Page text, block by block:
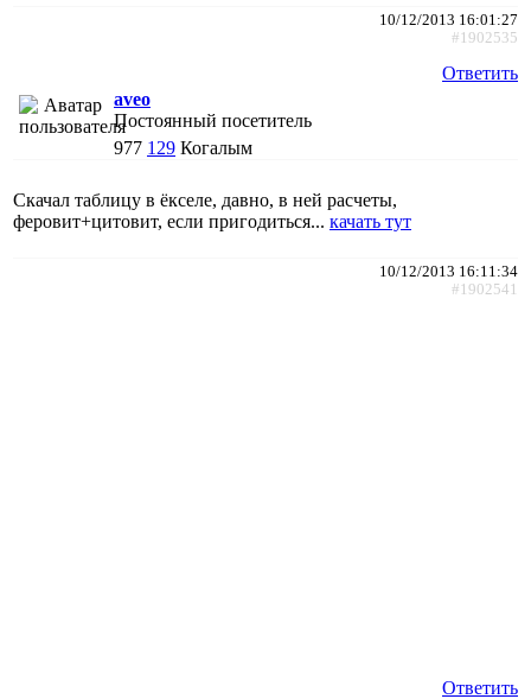
10/12/2013 16:01:27
#1902535
Ответить
aveo
Постоянный посетитель
977 129 Когалым
Скачал таблицу в ёкселе, давно, в ней расчеты,
феровит+цитовит, если пригодиться... качать тут
10/12/2013 16:11:34
#1902541
Ответить